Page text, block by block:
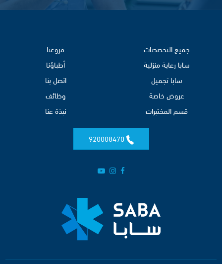
جميع التخصصات
سابا رعاية منزلية
سابا تجميل
عروض خاصة
قسم المختبرات
فروعنا
أطباؤنا
اتصل بنا
وظائف
نبذة عنا